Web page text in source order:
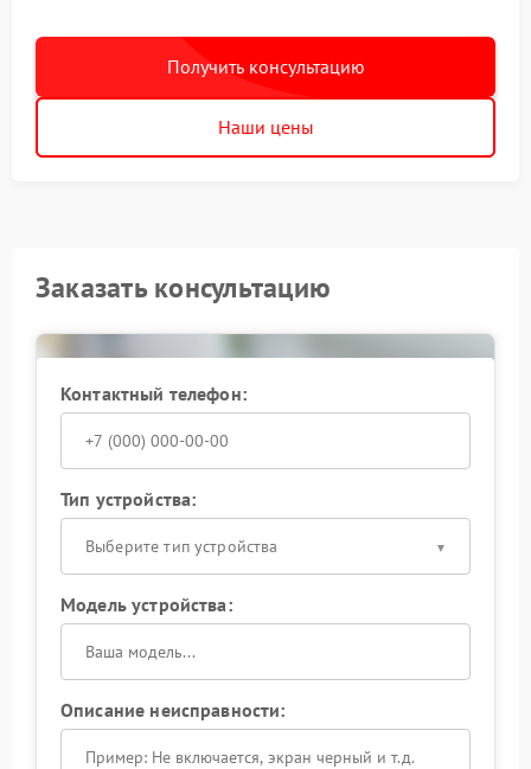
Получить консультацию
Наши цены
Заказать консультацию
Контактный телефон:
Тип устройства:
Выберите тип устройства
Модель устройства:
Описание неисправности: